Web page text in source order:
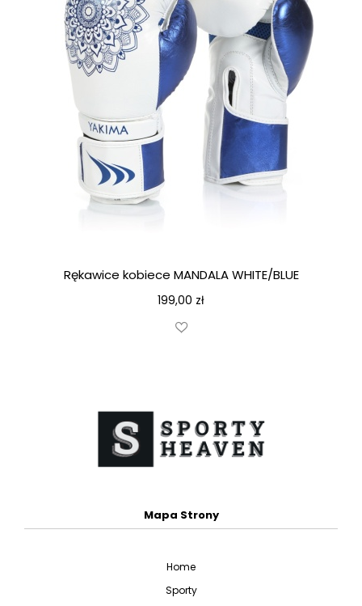
Rękawice kobiece MANDALA WHITE/BLUE
199,00 zł
Mapa Strony
Home
Sporty